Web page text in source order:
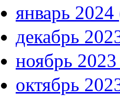
январь 2024
декабрь
ноябрь
октябрь